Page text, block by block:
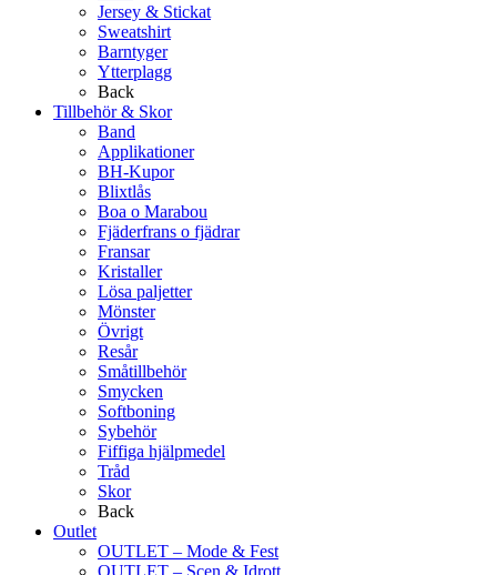
Jersey & Stickat
Sweatshirt
Barntyger
Ytterplagg
Back
Tillbehör & Skor
Band
Applikationer
BH-Kupor
Blixtlås
Boa o Marabou
Fjäderfrans o fjädrar
Fransar
Kristaller
Lösa paljetter
Mönster
Övrigt
Resår
Småtillbehör
Smycken
Softboning
Sybehör
Fiffiga hjälpmedel
Tråd
Skor
Back
Outlet
OUTLET – Mode & Fest